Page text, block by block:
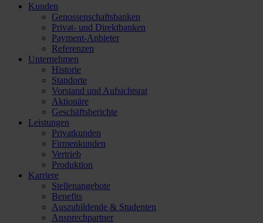
Kunden
Genossenschaftsbanken
Privat- und Direktbanken
Payment-Anbieter
Referenzen
Unternehmen
Historie
Standorte
Vorstand und Aufsichtsrat
Aktionäre
Geschäftsberichte
Leistungen
Privatkunden
Firmenkunden
Vertrieb
Produktion
Karriere
Stellenangebote
Benefits
Auszubildende & Studenten
Ansprechpartner